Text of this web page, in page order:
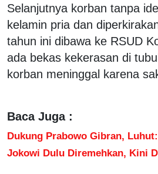
Selanjutnya korban tanpa
kelamin pria dan
tahun ini dibawa ke RSUD
ada bekas kekerasan di
korban meninggal karena
Baca Juga :
Dukung Prabowo Gibran,
Jokowi Dulu Diremehkan, Kini